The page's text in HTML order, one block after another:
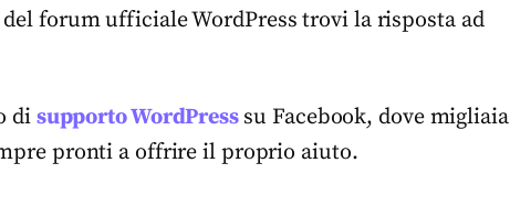
forum ufficiale WordPress trovi la risposta ad
di supporto WordPresssu Facebook, dove migliaia
pronti a offrire il proprio aiuto.